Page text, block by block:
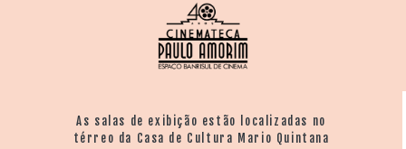
As salas de exibição estão localizadas no
térreo da Casa de Cultura Mario Quintana